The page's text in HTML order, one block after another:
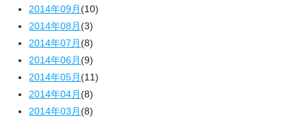
2014年09月(10)
2014年08月(3)
2014年07月(8)
2014年06月(9)
2014年05月(11)
2014年04月(8)
2014年03月(8)